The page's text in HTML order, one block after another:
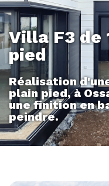
Villa F3 de
pied
Réalisation
plain pied, à
une finition en
peindre.